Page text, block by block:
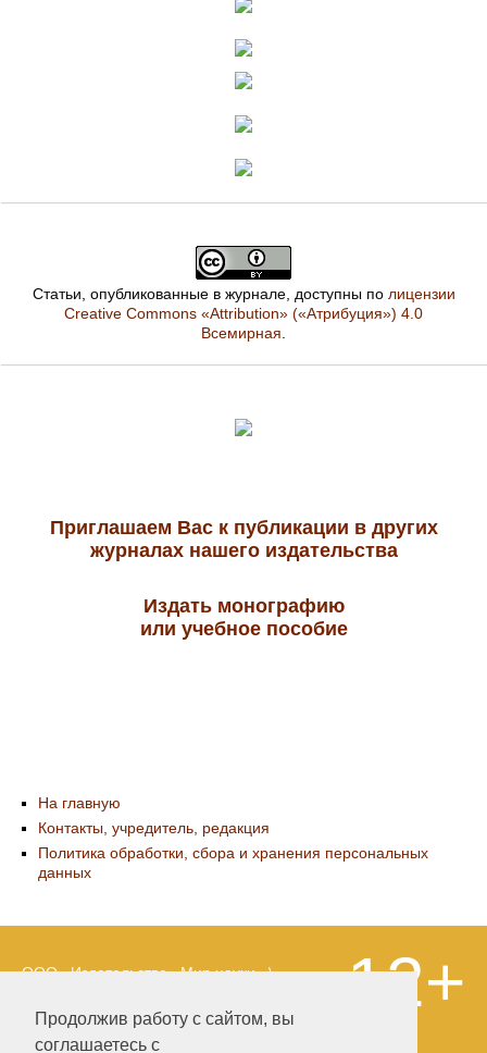
Продолжив работу с сайтом, вы
соглашаетесь с
Статьи, опубликованные в журнале, доступны по лицензии
Creative Commons «Attribution» («Атрибуция») 4.0
Всемирная
Приглашаем Вас к публикации в других
журналах нашего издательства
Издать монографию
или учебное пособие
На главную
Контакты, учредитель, редакция
Политика обработки, сбора и хранения персональных
данных
ООО «Издательство «Мир науки» \
LLC Материалы, размещенные на сайте,
охраняются Законом о защите авторских
12+